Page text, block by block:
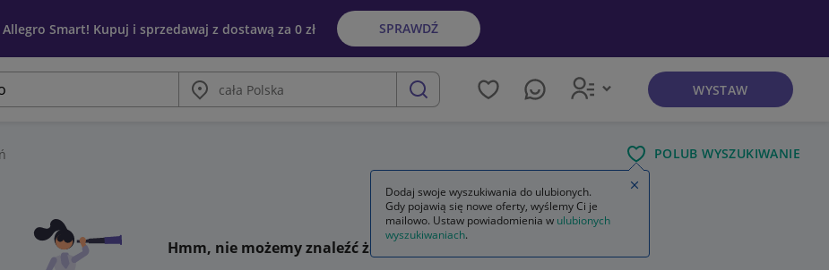
Allegro Smart! Kupuj i sprzedawaj z dostawą za 0 zł SPRAWDŹ
Miasto
szukaj
WYSTAW
POLUB WYSZUKIWANIE
Hmm, nie możemy znaleźć żadnego ogłoszenia
Dodaj swoje wyszukiwania do ulubionych.
Gdy pojawią się nowe oferty, wyślemy Ci je
mailowo. Ustaw powiadomienia w ulubionych
wyszukiwaniach.
Zamknij wskazówkę